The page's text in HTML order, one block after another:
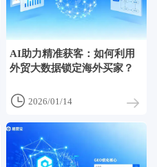
AI助力精准获客：如何利用
外贸大数据锁定海外买家？
 2026/01/14